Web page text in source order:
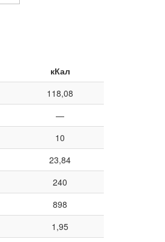
кКал
118,08
—
10
23,84
240
898
1,95